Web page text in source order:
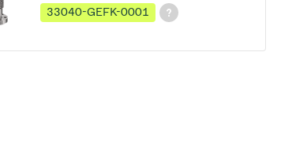
33040-GEFK-0001